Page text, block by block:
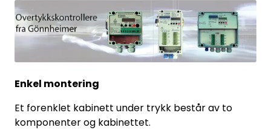
Enkel montering
Et forenklet kabinett under trykk består av to
komponenter og kabinettet.
Kontakt oss
Nytt og Nyttig